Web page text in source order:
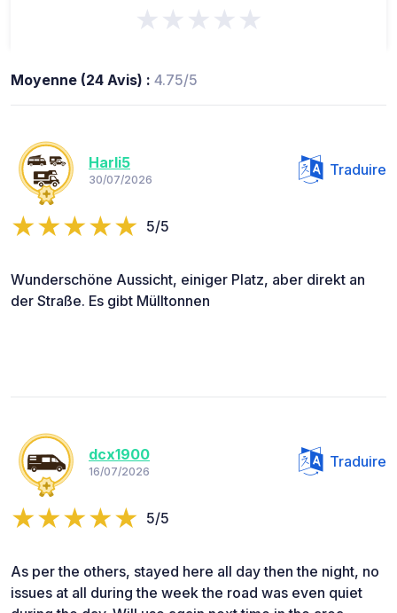
★★★★★
Moyenne (24 Avis) : 4.75/5
Harli5
30/07/2026
Traduire
5/5
Wunderschöne Aussicht, einiger Platz, aber direkt an
der Straße. Es gibt Mülltonnen
dcx1900
16/07/2026
Traduire
5/5
As per the others, stayed here all day then the night, no
issues at all during the week the road was even quiet